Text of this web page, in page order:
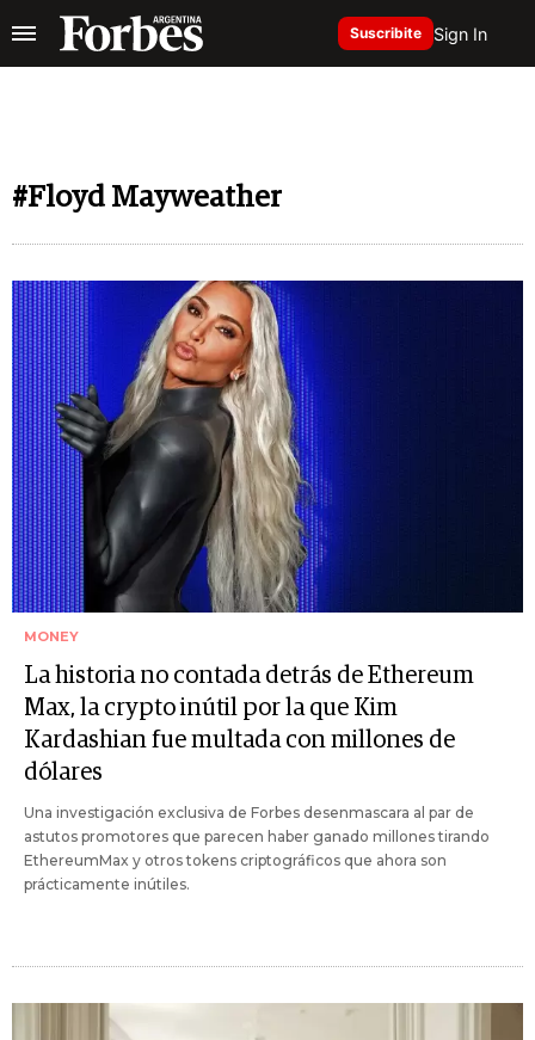
Suscribite Sign In
#Floyd Mayweather
MONEY
La historia no contada detrás de Ethereum
Max, la crypto inútil por la que Kim
Kardashian fue multada con millones de
dólares
Una investigación exclusiva de Forbes desenmascara al par de
astutos promotores que parecen haber ganado millones tirando
EthereumMax y otros tokens criptográficos que ahora son
prácticamente inútiles.